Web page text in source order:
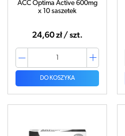
ACC Optima Active 600mg
x 10 saszetek
24,60 zł / szt.
DO KOSZYKA